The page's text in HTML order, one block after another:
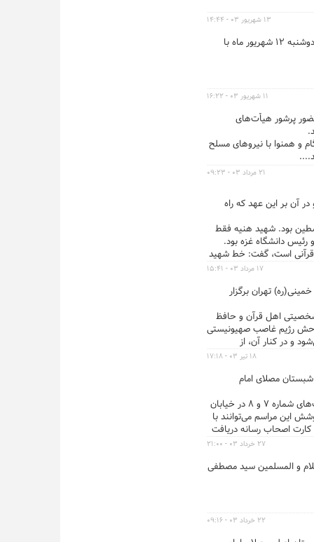
آیین سوگواری ۲۸ صفر مصادف با سالروز شهادت حضرت پیامبر اعظم (صلی‌الله‌علیه‌وآله) وامام حسن مجتبی (علیه‌السلام) روز دوشنبه ۱۲ شهریور ماه با
۱۳ شهریور ۰۳ - ۱۴:۴۴
حضور پرشور هیأت‌های
و همنوا با نیروهای مسلح
۱۱ شهریور ۰۳ - ۱۶:۲۲
آن بر این عهد که راه
بود. شهید هنیه فقط
دانشگاه غزه بود.
قرآنی است، گفت: خط شهید
۲۱ مرداد ۰۳ - ۰۹:۲۳
در مصلای امام خمینی(ره) تهران برگزار
شخصیتی اهل قرآن و حافظ
رژیم غاصب صهیونیستی
و در کنار آن، از
شریف تهران با حضور
۱۷ مرداد ۰۳ - ۱۵:۴۱
و آیین بزرگداشت مقام حضرت علی اصغر(ع) جمعه ۲۲ تیرماه از ساعت ۸ صبح در شبستان مصلای امام
...همچنین پارکینگ عمومی شهید بهشتی نبش خیابان پاکستان، پارکینگ‌های شماره ۱۹ و ۲۰ در بزرگراه شهید سلیمانی، پارکینگ‌های شماره ۷ و ۸ در خیابان
این مراسم می‌توانند با
کارت اصحاب رسانه دریافت
۱۸ تیر ۰۳ - ۱۷:۱۸
ذی‌الحجه ۱۴۴۵ با نواح حجت الاسلام و المسلمین سید مصطفی
۲۷ خرداد ۰۳ - ۲۱:۰۰
۲۲ خرداد ۰۳ - ۰۹:۱۶